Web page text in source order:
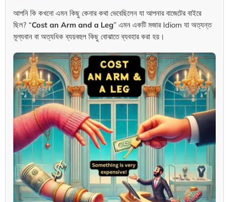
আপনি কি কখনো এমন কিছু কেনার কথা ভেবেছিলেন যা আপনার বাজেটের বাইরে
ছিল? “Cost an Arm and a Leg” এমন একটি মজার Idiom যা অত্যন্ত
মূল্যবান বা অত্যধিক ব্যয়বহুল কিছু বোঝাতে ব্যবহার করা হয়।